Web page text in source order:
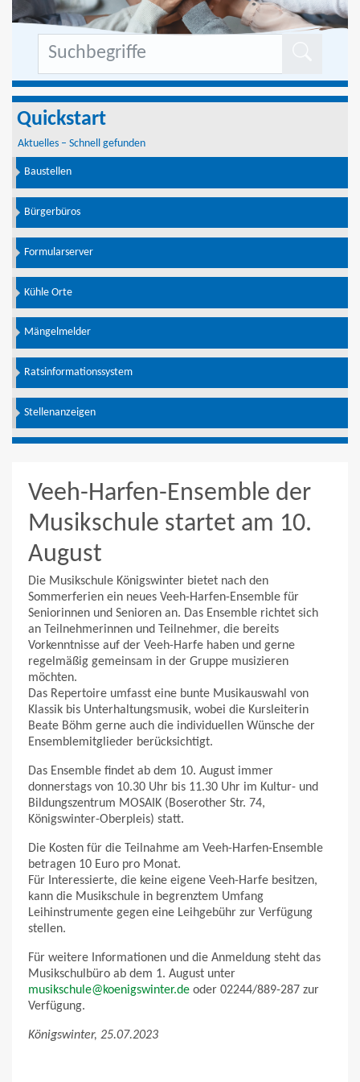
Quickstart
Aktuelles – Schnell gefunden
Baustellen
Bürgerbüros
Formularserver
Kühle Orte
Mängelmelder
Ratsinformationssystem
Stellenanzeigen
Veeh-Harfen-Ensemble der
Musikschule startet am 10.
August
Die Musikschule Königswinter bietet nach den
Sommerferien ein neues Veeh-Harfen-Ensemble für
Seniorinnen und Senioren an. Das Ensemble richtet sich
an Teilnehmerinnen und Teilnehmer, die bereits
Vorkenntnisse auf der Veeh-Harfe haben und gerne
regelmäßig gemeinsam in der Gruppe musizieren
möchten.
Das Repertoire umfasst eine bunte Musikauswahl von
Klassik bis Unterhaltungsmusik, wobei die Kursleiterin
Beate Böhm gerne auch die individuellen Wünsche der
Ensemblemitglieder berücksichtigt.
Das Ensemble findet ab dem 10. August immer
donnerstags von 10.30 Uhr bis 11.30 Uhr im Kultur- und
Bildungszentrum MOSAIK (Boserother Str. 74,
Königswinter-Oberpleis) statt.
Die Kosten für die Teilnahme am Veeh-Harfen-Ensemble
betragen 10 Euro pro Monat.
Für Interessierte, die keine eigene Veeh-Harfe besitzen,
kann die Musikschule in begrenztem Umfang
Leihinstrumente gegen eine Leihgebühr zur Verfügung
stellen.
Für weitere Informationen und die Anmeldung steht das
Musikschulbüro ab dem 1. August unter
musikschule@koenigswinter.de oder 02244/889-287 zur
Verfügung.
Königswinter, 25.07.2023